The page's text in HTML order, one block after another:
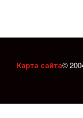
Карта сайта©